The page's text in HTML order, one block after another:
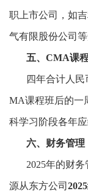
职上市公司，如
气有限股份公司等
五、 CMA课
四年合计人民
MA课程班后的一
科学习阶段各年应
六、财务管理
2025年的财
源从东方公司